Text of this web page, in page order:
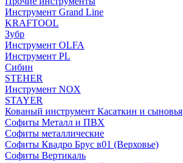
Инструмент Grand Line
KRAFTOOL
Зубр
Инструмент OLFA
Инструмент PL
Сибин
STEHER
Инструмент NOX
STAYER
Кованый инструмент Касаткин и сыновья
Софиты Металл и ПВХ
Софиты металлические
Софиты Квадро Брус в01 (Верховье)
Софиты Вертикаль